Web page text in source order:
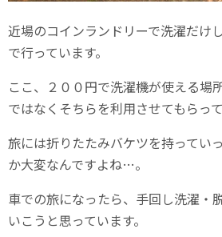
近場のコインランドリーで洗濯だけ
で行っています。
ここ、２００円で洗濯機が使える場
ではなくそちらを利用させてもらって
旅には折りたたみバケツを持ってい
か大変なんですよね…。
車での旅になったら、手回し洗濯・
いこうと思っています。